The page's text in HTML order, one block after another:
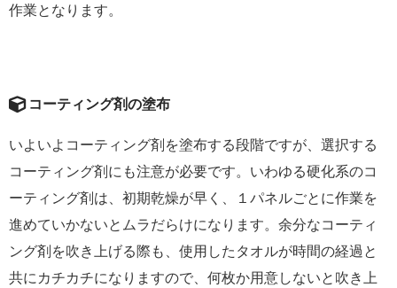
作業となります。
コーティング剤の塗布
いよいよコーティング剤を塗布する段階ですが、選択する
コーティング剤にも注意が必要です。いわゆる硬化系のコ
ーティング剤は、初期乾燥が早く、１パネルごとに作業を
進めていかないとムラだらけになります。余分なコーティ
ング剤を吹き上げる際も、使用したタオルが時間の経過と
共にカチカチになりますので、何枚か用意しないと吹き上